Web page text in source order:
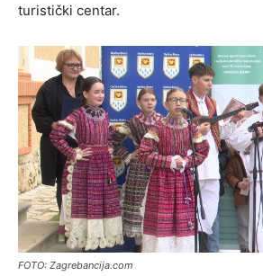
turistički centar.
FOTO: Zagrebancija.com